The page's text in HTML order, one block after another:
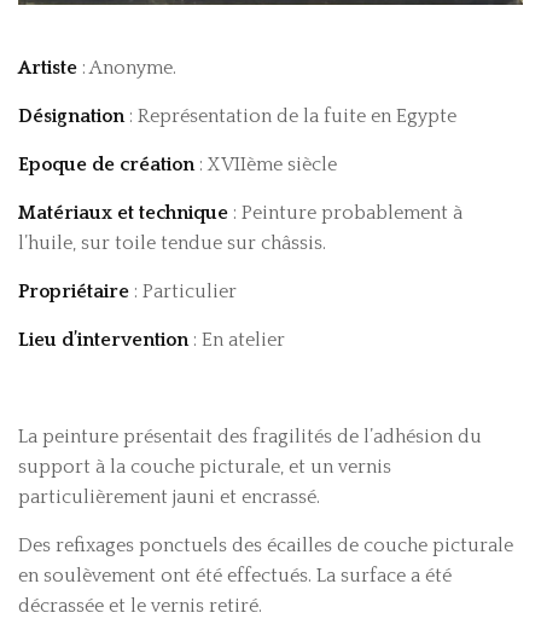
Artiste : Anonyme.
Désignation: Représentation de la fuite en Egypte
Epoque de création : XVIIème siècle
Matériaux et technique : Peinture probablement à
l’huile, sur toile tendue sur châssis.
Propriétaire : Particulier
Lieu d’intervention: En atelier
La peinture présentait des fragilités de l’adhésion du
support à la couche picturale, et un vernis
particulièrement jauni et encrassé.
Des refixages ponctuels des écailles de couche picturale
en soulèvement ont été effectués. La surface a été
décrassée et le vernis retiré.